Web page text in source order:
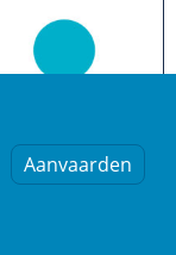
Aanvaarden